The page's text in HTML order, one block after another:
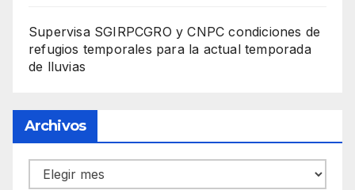
Supervisa SGIRPCGRO y CNPC condiciones de
refugios temporales para la actual temporada
de lluvias
Archivos
Archivos